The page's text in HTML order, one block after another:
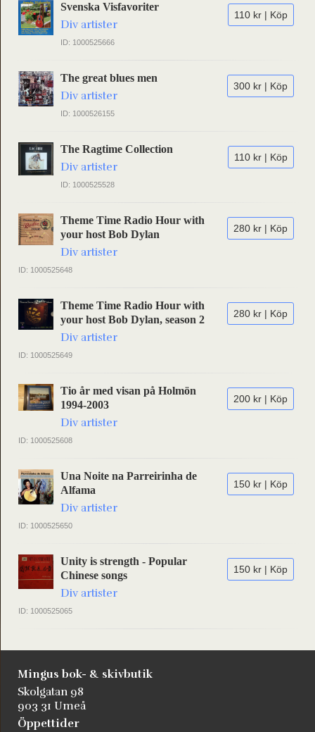
110 kr | Köp
Svenska Visfavoriter
Div artister
ID: 1000525666
300 kr | Köp
The great blues men
Div artister
ID: 1000526155
110 kr | Köp
The Ragtime Collection
Div artister
ID: 1000525528
280 kr | Köp
Theme Time Radio Hour with
your host Bob Dylan
Div artister
ID: 1000525648
280 kr | Köp
Theme Time Radio Hour with
your host Bob Dylan, season 2
Div artister
ID: 1000525649
200 kr | Köp
Tio år med visan på Holmön
1994-2003
Div artister
ID: 1000525608
150 kr | Köp
Una Noite na Parreirinha de
Alfama
Div artister
ID: 1000525650
150 kr | Köp
Unity is strength - Popular
Chinese songs
Div artister
ID: 1000525065
Mingus bok- & skivbutik
Skolgatan 98
903 31 Umeå
Öppettider